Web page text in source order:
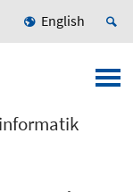
English